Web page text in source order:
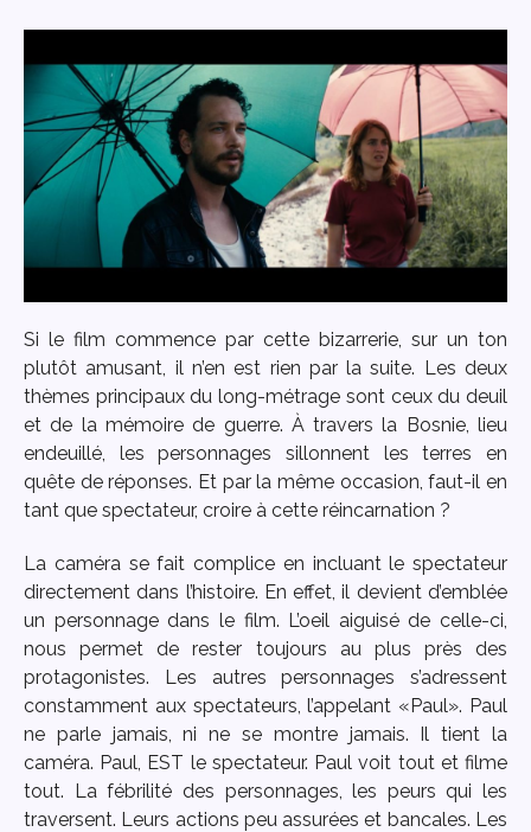
Si le film commence par cette bizarrerie, sur un ton
plutôt amusant, il n’en est rien par la suite. Les deux
thèmes principaux du long-métrage sont ceux du deuil
et de la mémoire de guerre. À travers la Bosnie, lieu
endeuillé, les personnages sillonnent les terres en
quête de réponses. Et par la même occasion, faut-il en
tant que spectateur, croire à cette réincarnation ?
La caméra se fait complice en incluant le spectateur
directement dans l’histoire. En effet, il devient d’emblée
un personnage dans le film. L’oeil aiguisé de celle-ci,
nous permet de rester toujours au plus près des
protagonistes. Les autres personnages s’adressent
constamment aux spectateurs, l’appelant «Paul». Paul
ne parle jamais, ni ne se montre jamais. Il tient la
caméra. Paul, EST le spectateur. Paul voit tout et filme
tout. La fébrilité des personnages, les peurs qui les
traversent. Leurs actions peu assurées et bancales. Les